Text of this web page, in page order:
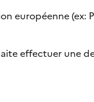
européenne
effectuer une